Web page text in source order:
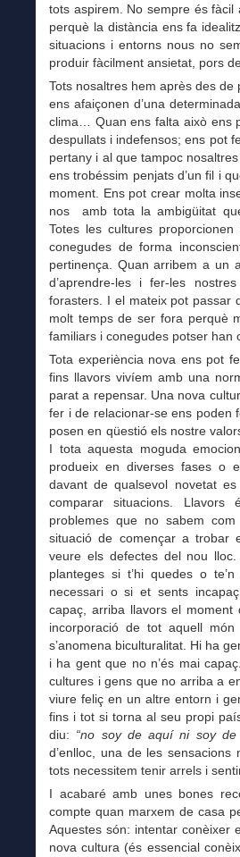
tots aspirem. No sempre és
perquè la distància ens fa
situacions i entorns nous no
produir fàcilment ansietat, pors
Tots nosaltres hem après des
ens afaiçonen d’una
clima… Quan ens falta això ens
despullats i indefensos; ens pot
pertany i al que tampoc
ens trobéssim penjats d’un fil i
moment. Ens pot crear molta
nos amb tota la ambigüitat
Totes les cultures
conegudes de forma
pertinença. Quan arribem a un
d’aprendre-les i fer-les
forasters. I el mateix pot passar
molt temps de ser fora perquè
familiars i conegudes potser han
Tota experiència nova ens pot
fins llavors vivíem amb una
parat a repensar. Una nova
fer i de relacionar-se ens poden
posen en qüestió els nostre
I tota aquesta moguda
produeix en diverses fases o
davant de qualsevol novetat
comparar situacions.
problemes que no sabem
situació de començar a trobar
veure els defectes del nou
planteges si t’hi quedes o
necessari o si et sents
capaç, arriba llavors el moment
incorporació de tot aquell
s’anomena biculturalitat. Hi ha
i ha gent que no n’és mai
cultures i gens que no arriba a
viure feliç en un altre entorn i
fins i tot si torna al seu propi
diu: “no soy de aquí ni soy de
d’enlloc, una de les
tots necessitem tenir arrels i
I acabaré amb unes bones
compte quan marxem de casa
Aquestes són: intentar conèixer
nova cultura (és essencial